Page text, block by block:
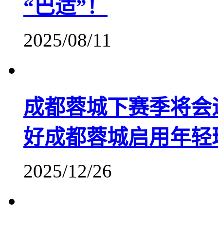
“巴适”！
2025/08/11
成都蓉城下赛季将
好成都蓉城启用年轻
2025/12/26